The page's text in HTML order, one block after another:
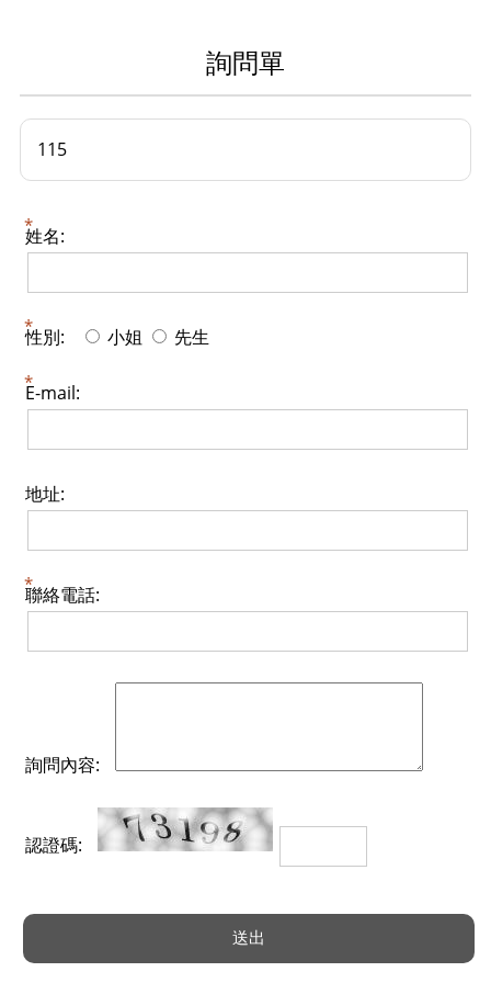
詢問單
115
姓名:
性別: 小姐 先生
E-mail:
地址:
聯絡電話:
詢問內容:
認證碼: